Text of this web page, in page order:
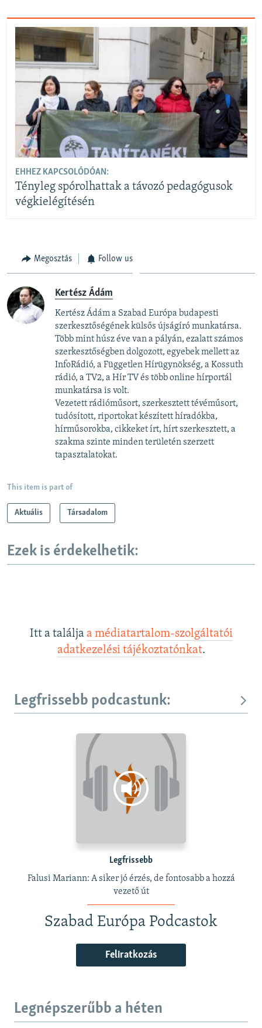
EHHEZ KAPCSOLÓDÓAN:
Tényleg spórolhattak a távozó pedagógusok
végkielégítésén
Megosztás Follow us
Kertész Ádám
Kertész Ádám a Szabad Európa budapesti
szerkesztőségének külsős újságíró munkatársa.
Több mint húsz éve van a pályán, ezalatt számos
szerkesztőségben dolgozott, egyebek mellett az
InfoRádió, a Független Hírügynökség, a Kossuth
rádió, a TV2, a Hír TV és több online hírportál
munkatársa is volt.
Vezetett rádióműsort, szerkesztett tévéműsort,
tudósított, riportokat készített híradókba,
hírműsorokba, cikkeket írt, hírt szerkesztett, a
szakma szinte minden területén szerzett
tapasztalatokat.
This item is part of
Aktuális Társadalom
Ezek is érdekelhetik:
Itt a találja a médiatartalom-szolgáltatói
adatkezelési tájékoztatónkat.
Legfrissebb podcastunk:
Legfrissebb
Falusi Mariann: A siker jó érzés, de fontosabb a hozzá
vezető út
Szabad Európa Podcastok
Feliratkozás
Legnépszerűbb a héten